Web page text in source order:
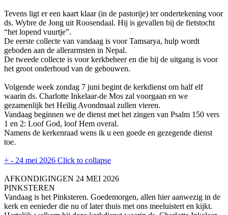
Tevens ligt er een kaart klaar (in de pastorije) ter ondertekening voor
ds. Wybre de Jong uit Roosendaal. Hij is gevallen bij de fietstocht
“het lopend vuurtje”.
De eerste collecte van vandaag is voor Tamsarya, hulp wordt
geboden aan de allerarmsten in Nepal.
De tweede collecte is voor kerkbeheer en die bij de uitgang is voor
het groot onderhoud van de gebouwen.
Volgende week zondag 7 juni begint de kerkdienst om half elf
waarin ds. Charlotte Inkelaar-de Mos zal voorgaan en we
gezamenlijk het Heilig Avondmaal zullen vieren.
Vandaag beginnen we de dienst met het zingen van Psalm 150 vers
1 en 2: Loof God, loof Hem overal.
Namens de kerkenraad wens ik u een goede en gezegende dienst
toe.
+ - 24 mei 2026 Click to collapse
AFKONDIGINGEN 24 MEI 2026
PINKSTEREN
Vandaag is het Pinksteren. Goedemorgen, allen hier aanwezig in de
kerk en eenieder die nu of later thuis met ons meeluistert en kijkt.